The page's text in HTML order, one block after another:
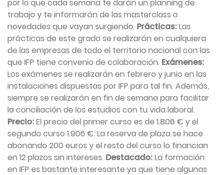
por lo que cada semana te darán un planning de
trabajo y te informarán de las masterclass o
novedades que vayan surgiendo. Prácticas:Las
prácticas de este grado se realizarán en cualquiera
de las empresas de todo el territorio nacional con las
que IFP tiene convenio de colaboración. Exámenes:
Los exámenes se realizarán en febrero y junio en las
instalaciones dispuestas por IFP para tal fin. Además,
siempre se realizarán en fin de semana para facilitar
la conciliación de los estudios con tu vida laboral.
Precio:El precio del primer curso es de 1.806 € y el
segundo curso 1.906 €. La reserva de plaza se hace
abonando 200 euros y el resto del curso lo financian
en 12 plazos sin intereses. Destacado:La formación
en IFP es bastante interesante ya que tiene algunas